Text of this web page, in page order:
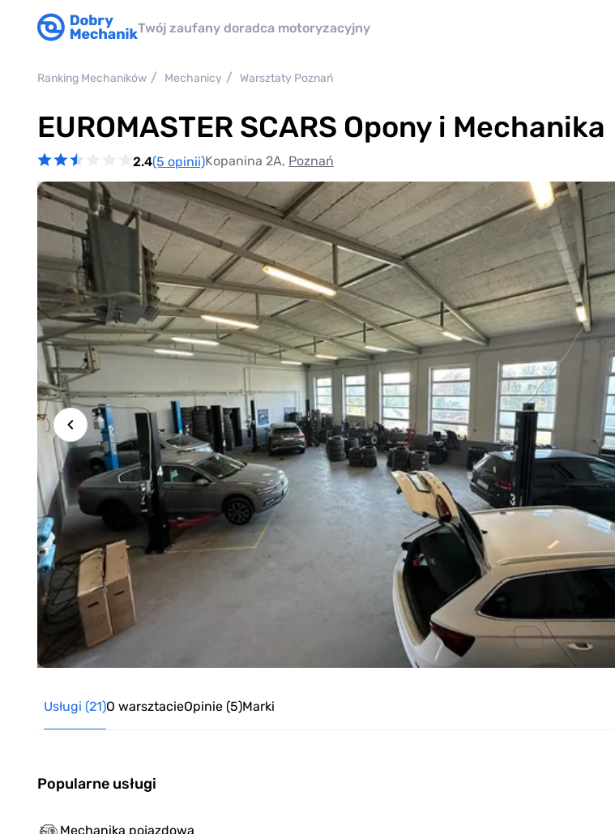
Twój zaufany doradca motoryzacyjny
Ranking Mechaników Mechanicy Warsztaty Poznań
of
EUROMASTER SCARS Opony i Mechanika
2.4(5 opinii)Kopanina 2A, Poznań
Usługi (21)O warsztacieOpinie (5)Marki
Popularne usługi
Mechanika pojazdowa